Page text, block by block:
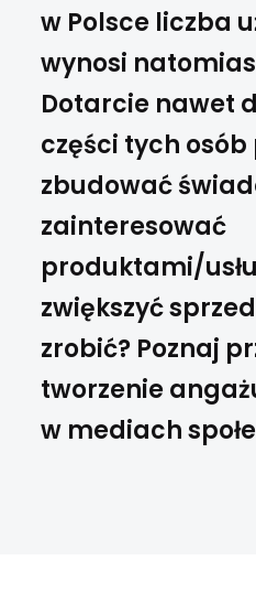
w Polsce liczba
wynosi
Dotarcie nawet
części tych osób
zbudować
zainteresować
produktami/
zwiększyć
zrobić? Poznaj
tworzenie
w mediach